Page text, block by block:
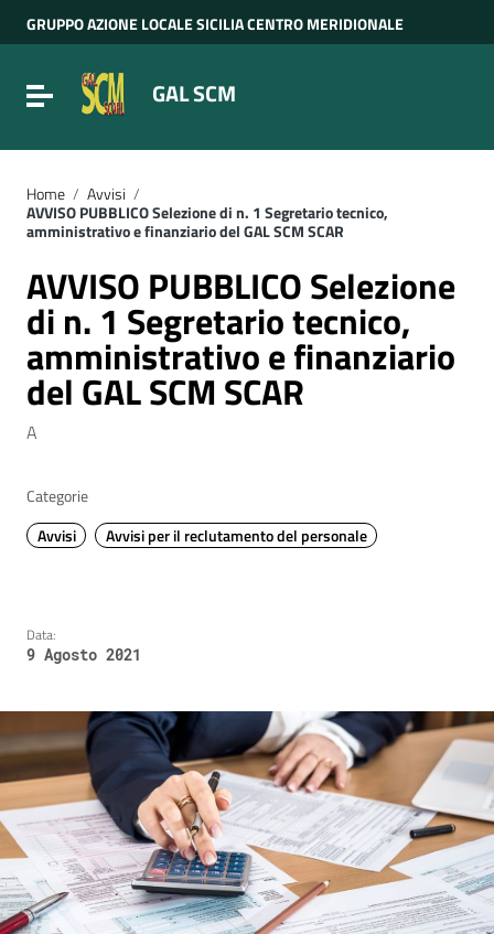
Vai al menu di navigazione
Vai al footer
GRUPPO AZIONE LOCALE SICILIA CENTRO MERIDIONALE
Attiva / disattiva la navigazione
GAL SCM
Home / Avvisi /
AVVISO PUBBLICO Selezione di n. 1 Segretario tecnico,
amministrativo e finanziario del GAL SCM SCAR
AVVISO PUBBLICO Selezione
di n. 1 Segretario tecnico,
amministrativo e finanziario
del GAL SCM SCAR
A
Categorie
Avvisi
Avvisi per il reclutamento del personale
Data:
9 Agosto 2021